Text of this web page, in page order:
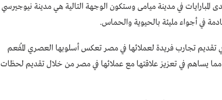
في مدينة ميامى وستكون الوجهة التالية هي مدينة نيوجيرسي
في أجواء مليئة بالحيوية والحماس.
تقديم تجارب فريدة لعملائها في مصر تعكس أسلوبها العصري المُفعم
مما يساهم في تعزيز علاقتها مع عملائها في مصر من خلال تقديم لحظات